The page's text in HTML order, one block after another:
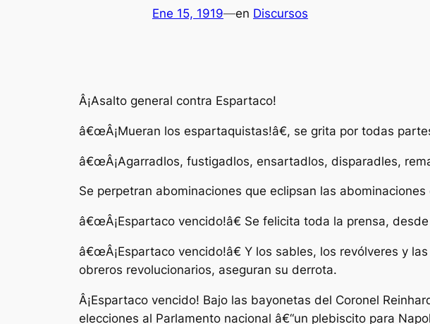
Ene 15, 1919—en Discursos
Â¡Asalto general contra Espartaco!
â€œÂ¡Mueran los espartaquistas!â€, se grita por todas
â€œÂ¡Agarradlos, fustigadlos, ensartadlos, disparadles,
Se perpetran abominaciones que eclipsan las
â€œÂ¡Espartaco vencido!â€ Se felicita toda la prensa,
â€œÂ¡Espartaco vencido!â€ Y los sables, los revólveres y
obreros revolucionarios, aseguran su derrota.
Â¡Espartaco vencido! Bajo las bayonetas del Coronel
elecciones al Parlamento nacional â€“un plebiscito para